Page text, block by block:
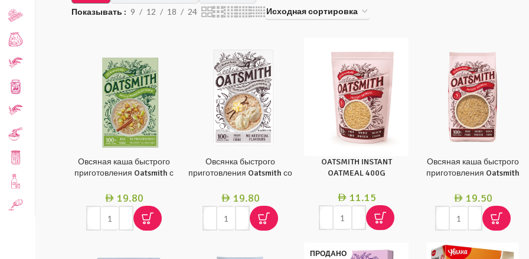
Показывать 9 12 18 24
Овсяная каша быстрого
приготовления Oatsmith с
AED 19.80
Овсянка быстрого
приготовления Oatsmith со
AED 19.80
OATSMITH INSTANT
OATMEAL 400G
AED 11.15
Овсяная каша быстрого
приготовления Oatsmith
AED 19.50
ПРОДАНО